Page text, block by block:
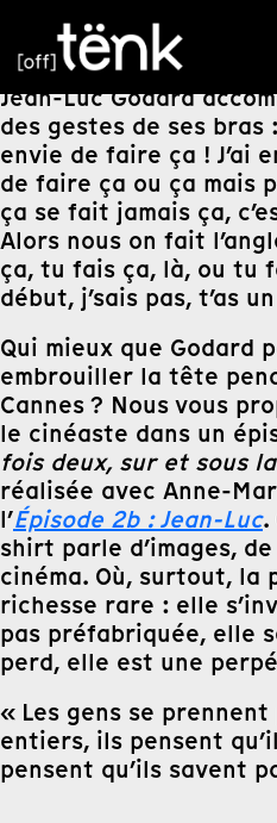
Jean-Luc Godard
des gestes de ses bras
envie de faire ça ! J’ai
de faire ça ou ça mais
ça se fait jamais ça,
Alors nous on fait
ça, tu fais ça, là, ou tu
début, j’sais pas, t’as
Qui mieux que Godard
embrouiller la tête
Cannes ? Nous vous
le cinéaste dans un
fois deux, sur et sous
réalisée avec Anne-
l’Épisode 2b : Jean-Luc.
shirt parle d’images,
cinéma. Où, surtout, la
richesse rare : elle
pas préfabriquée, elle
perd, elle est une
« Les gens se
entiers, ils pensent
pensent qu’ils savent